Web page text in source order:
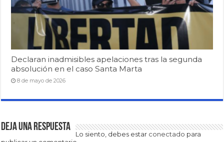
Declaran inadmisibles apelaciones tras la segunda
absolución en el caso Santa Marta
8 de mayo de 2026
Deja una respuesta
Lo siento, debes estar conectado para